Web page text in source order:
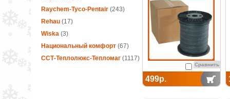
Raychem-Tyco-Pentair (243)
Rehau(17)
Wiska(3)
Национальный комфорт(67)
ССТ-Теплолюкс-Тепломаг(1117)
Сравнить
499р.